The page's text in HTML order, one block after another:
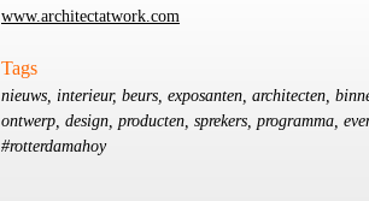
www.architectatwork.com
Tags
nieuws, interieur, beurs, exposanten, architecten,
ontwerp, design, producten, sprekers, programma,
#rotterdamahoy